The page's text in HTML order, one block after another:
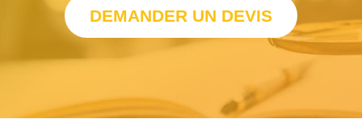
DEMANDER UN DEVIS